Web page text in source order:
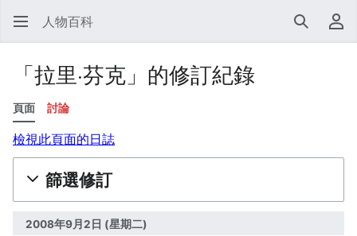
人物百科 搜尋 使
「拉里·芬克」的修訂紀錄
頁面 討論
檢視此頁面的日誌
篩選修訂
2008年9月2日 (星期二)